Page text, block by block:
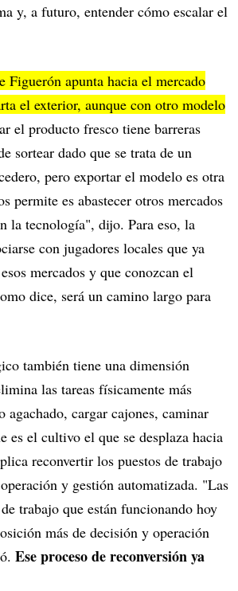
y, a futuro, entender cómo escalar el
Figuerón apunta hacia el mercado
el exterior, aunque con otro modelo
el producto fresco tiene barreras
sortear dado que se trata de un
pero exportar el modelo es otra
permite es abastecer otros mercados
la tecnología", dijo. Para eso, la
con jugadores locales que ya
mercados y que conozcan el
dice, será un camino largo para
también tiene una dimensión
las tareas físicamente más
agachado, cargar cajones, caminar
es el cultivo el que se desplaza hacia
reconvertir los puestos de trabajo
y gestión automatizada. "Las
trabajo que están funcionando hoy
más de decisión y operación
Ese proceso de reconversión ya